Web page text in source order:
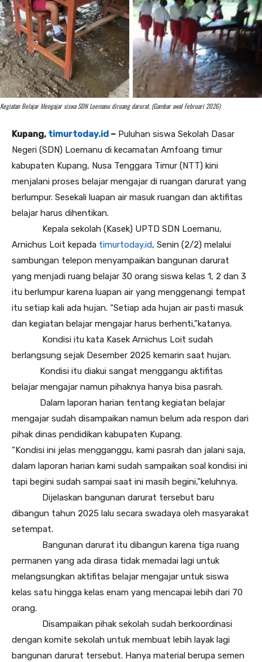
Kegiatan Belajar Mengajar siswa SDN Loemanu diruang darurat. (Gambar awal Februari 2026)
Kupang, timurtoday.id – Puluhan siswa Sekolah Dasar
Negeri (SDN) Loemanu di kecamatan Amfoang timur
kabupaten Kupang, Nusa Tenggara Timur (NTT) kini
menjalani proses belajar mengajar di ruangan darurat yang
berlumpur. Sesekali luapan air masuk ruangan dan aktifitas
belajar harus dihentikan.
Kepala sekolah (Kasek) UPTD SDN Loemanu,
Arnichus Loit kepada timurtoday.id, Senin (2/2) melalui
sambungan telepon menyampaikan bangunan darurat
yang menjadi ruang belajar 30 orang siswa kelas 1, 2 dan 3
itu berlumpur karena luapan air yang menggenangi tempat
itu setiap kali ada hujan. “Setiap ada hujan air pasti masuk
dan kegiatan belajar mengajar harus berhenti,”katanya.
Kondisi itu kata Kasek Arnichus Loit sudah
berlangsung sejak Desember 2025 kemarin saat hujan.
Kondisi itu diakui sangat menggangu aktifitas
belajar mengajar namun pihaknya hanya bisa pasrah.
Dalam laporan harian tentang kegiatan belajar
mengajar sudah disampaikan namun belum ada respon dari
pihak dinas pendidikan kabupaten Kupang.
“Kondisi ini jelas mengganggu, kami pasrah dan jalani saja,
dalam laporan harian kami sudah sampaikan soal kondisi ini
tapi begini sudah sampai saat ini masih begini,”keluhnya.
Dijelaskan bangunan darurat tersebut baru
dibangun tahun 2025 lalu secara swadaya oleh masyarakat
setempat.
Bangunan darurat itu dibangun karena tiga ruang
permanen yang ada dirasa tidak memadai lagi untuk
melangsungkan aktifitas belajar mengajar untuk siswa
kelas satu hingga kelas enam yang mencapai lebih dari 70
orang.
Disampaikan pihak sekolah sudah berkoordinasi
dengan komite sekolah untuk membuat lebih layak lagi
bangunan darurat tersebut. Hanya material berupa semen